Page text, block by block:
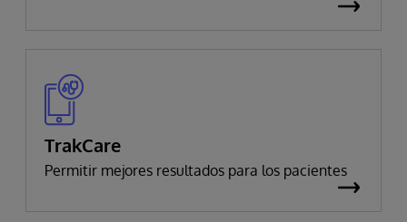
TrakCare
Permitir mejores resultados para los pacientes